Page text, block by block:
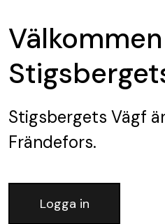
Stigsbergets Vägf
Frändefors.
Logga in